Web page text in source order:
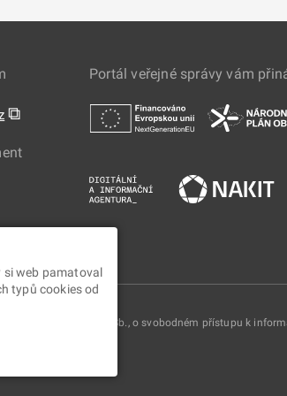
⧉
Portál veřejné správy vám
č. 106/1999 Sb., o svobodném přístupu k
si web pamatoval
typů cookies od